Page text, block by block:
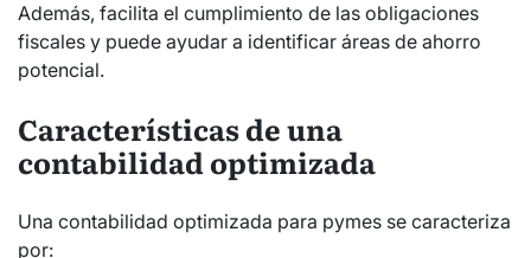
Además, facilita el cumplimiento de las obligaciones
fiscales y puede ayudar a identificar áreas de ahorro
potencial.
Características de una
contabilidad optimizada
Una contabilidad optimizada para pymes se caracteriza
por: